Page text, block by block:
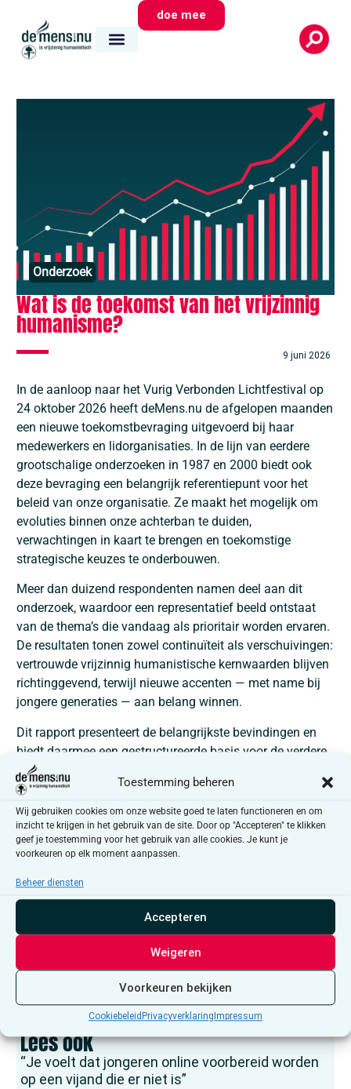
Toestemming beheren
Wij gebruiken cookies om onze website goed te laten functioneren en om
inzicht te krijgen in het gebruik van de site. Door op "Accepteren" te klikken
geef je toestemming voor het gebruik van alle cookies. Je kunt je
voorkeuren op elk moment aanpassen.
Beheer diensten
Accepteren
Weigeren
Voorkeuren bekijken
Cookiebeleid Privacyverklaring Impressum
doe mee
Onderzoek
Wat is de toekomst van het vrijzinnig
humanisme?
9 juni 2026
In de aanloop naar het Vurig Verbonden Lichtfestival op
24 oktober 2026 heeft deMens.nu de afgelopen maanden
een nieuwe toekomstbevraging uitgevoerd bij haar
medewerkers en lidorganisaties. In de lijn van eerdere
grootschalige onderzoeken in 1987 en 2000 biedt ook
deze bevraging een belangrijk referentiepunt voor het
beleid van onze organisatie. Ze maakt het mogelijk om
evoluties binnen onze achterban te duiden,
verwachtingen in kaart te brengen en toekomstige
strategische keuzes te onderbouwen.
Meer dan duizend respondenten namen deel aan dit
onderzoek, waardoor een representatief beeld ontstaat
van de thema’s die vandaag als prioritair worden ervaren.
De resultaten tonen zowel continuïteit als verschuivingen:
vertrouwde vrijzinnig humanistische kernwaarden blijven
richtinggevend, terwijl nieuwe accenten — met name bij
jongere generaties — aan belang winnen.
Dit rapport presenteert de belangrijkste bevindingen en
biedt daarmee een gestructureerde basis voor de verdere
beleidsontwikkeling van deMens.nu. Het dient als
instrument om onze missie scherp te houden, onze
werking te versterken en onze positie binnen een
veranderende maatschappelijke context te blijven
verduidelijken.
Bekijk de volledige analyse via deze link
Lees ook
“Je voelt dat jongeren online voorbereid worden
op een vijand die er niet is”